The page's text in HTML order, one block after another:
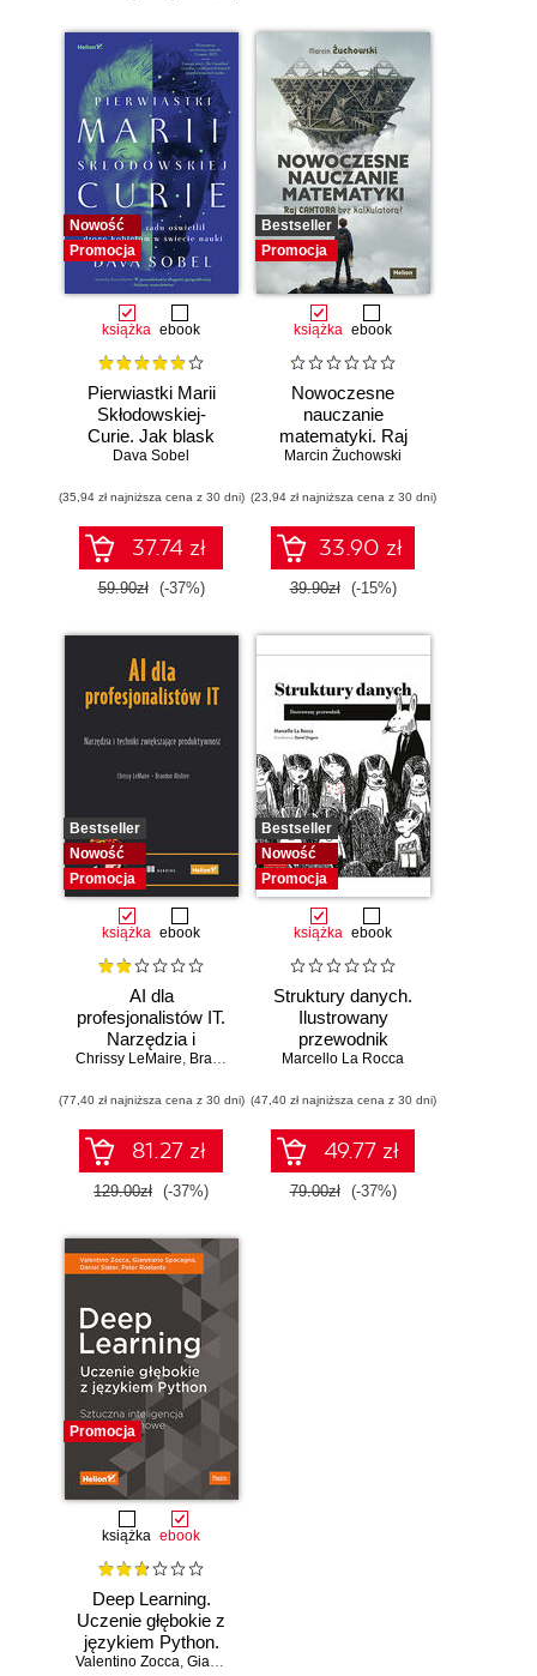
Nowość
Promocja
książka ebook
Pierwiastki Marii
Skłodowskiej-
Curie. Jak blask
radu oświetlił drogę
świecie nauki
Dava Sobel
(35,94 zł najniższa cena z 30 dni)
37.74 zł
59.90zł (-37%)
Bestseller
Promocja
książka ebook
Nowoczesne
nauczanie
matematyki. Raj
Cantora bez
Marcin Żuchowski
(23,94 zł najniższa cena z 30 dni)
33.90 zł
39.90zł (-15%)
Bestseller
Nowość
Promocja
książka ebook
AI dla
profesjonalistów IT.
Narzędzia i
techniki
produktywność
Chrissy LeMaire, Brandon Abshire
(77,40 zł najniższa cena z 30 dni)
81.27 zł
129.00zł (-37%)
Bestseller
Nowość
Promocja
książka ebook
Struktury danych.
Ilustrowany
przewodnik
Marcello La Rocca
(47,40 zł najniższa cena z 30 dni)
49.77 zł
79.00zł (-37%)
Promocja
książka ebook
Deep Learning.
Uczenie głębokie z
językiem Python.
Sztuczna
Valentino Zocca, Gianmario Spacagna